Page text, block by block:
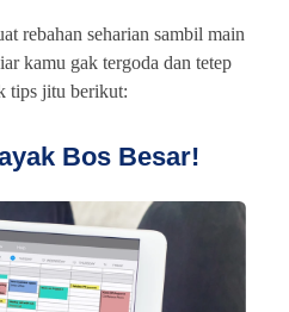
rebahan seharian sambil main
kamu gak tergoda dan tetep
tips jitu berikut:
Bos Besar!